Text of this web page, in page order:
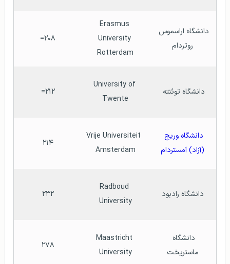
روتردام
Erasmus
University
Rotterdam
۲۰۸=
دانشگاه توئنته
University of
Twente
۲۱۲=
(آزاد) آمستردام
Vrije Universiteit
Amsterdam
۲۱۴
دانشگاه رادبود
Radboud
University
۲۳۲
ماستریخت
Maastricht
University
۲۷۸